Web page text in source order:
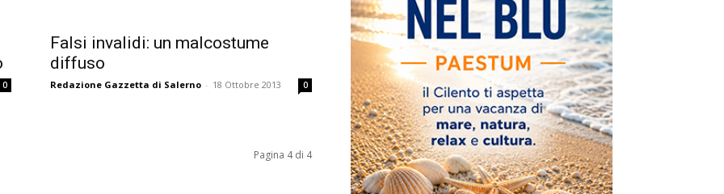
0
Falsi invalidi: un malcostume
diffuso
Redazione Gazzetta di Salerno - 18 Ottobre 2013 0
Pagina 4 di 4